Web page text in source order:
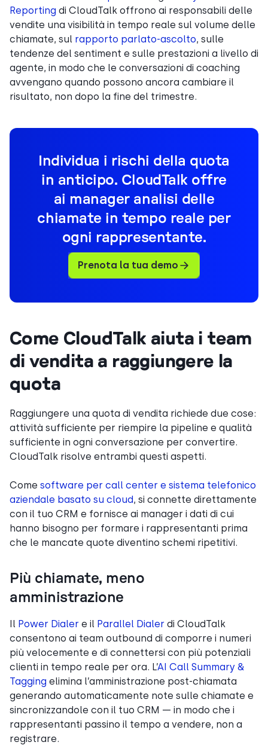
Reporting di CloudTalk offrono ai responsabili delle
vendite una visibilità in tempo reale sul volume delle
chiamate, sul rapporto parlato-ascolto, sulle
tendenze del sentiment e sulle prestazioni a livello di
agente, in modo che le conversazioni di coaching
avvengano quando possono ancora cambiare il
risultato, non dopo la fine del trimestre.
Individua i rischi della quota
in anticipo. CloudTalk offre
ai manager analisi delle
chiamate in tempo reale per
ogni rappresentante.
Prenota la tua demo
Come CloudTalk aiuta i team
di vendita a raggiungere la
quota
Raggiungere una quota di vendita richiede due cose:
attività sufficiente per riempire la pipeline e qualità
sufficiente in ogni conversazione per convertire.
CloudTalk risolve entrambi questi aspetti.
Come software per call center e sistema telefonico
aziendale basato su cloud, si connette direttamente
con il tuo CRM e fornisce ai manager i dati di cui
hanno bisogno per formare i rappresentanti prima
che le mancate quote diventino schemi ripetitivi.
Più chiamate, meno
amministrazione
Il Power Dialer e il Parallel Dialer di CloudTalk
consentono ai team outbound di comporre i numeri
più velocemente e di connettersi con più potenziali
clienti in tempo reale per ora. L’AI Call Summary &
Tagging elimina l’amministrazione post-chiamata
generando automaticamente note sulle chiamate e
sincronizzandole con il tuo CRM — in modo che i
rappresentanti passino il tempo a vendere, non a
registrare.